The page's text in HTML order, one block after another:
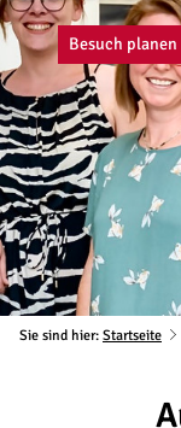
Besuch planen
Sie sind hier: Startseite